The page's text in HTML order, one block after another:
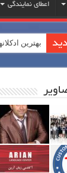
اعطای نمایندگی
بهترین